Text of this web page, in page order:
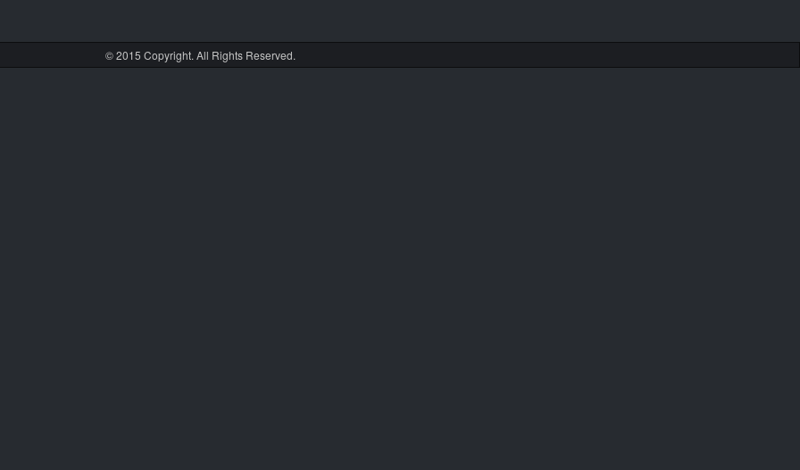
© 2015 Copyright. All Rights Reserved.